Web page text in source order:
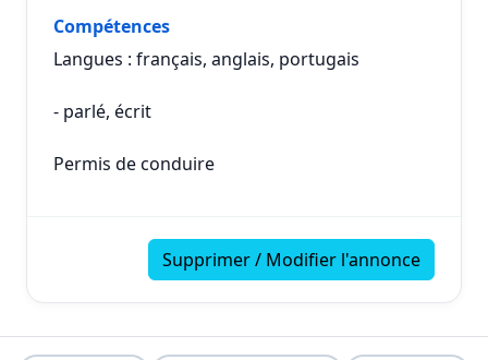
Compétences
Langues : français, anglais, portugais
- parlé, écrit
Permis de conduire
Supprimer / Modifier l'annonce